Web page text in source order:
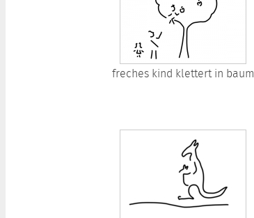
freches kind klettert in baum